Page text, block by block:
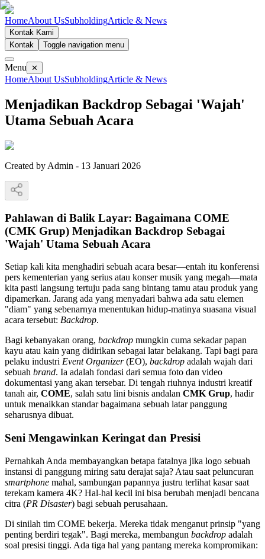
HomeAbout UsSubholdingArticle & News
Kontak Kami
Kontak
Toggle navigation menu
Menu ✕
HomeAbout UsSubholdingArticle & News
Menjadikan Backdrop Sebagai 'Wajah'
Utama Sebuah Acara
Created by Admin - 13 Januari 2026
Pahlawan di Balik Layar: Bagaimana COME
(CMK Grup) Menjadikan Backdrop Sebagai
'Wajah' Utama Sebuah Acara
Setiap kali kita menghadiri sebuah acara besar—entah itu konferensi
pers kementerian yang serius atau konser musik yang megah—mata
kita pasti langsung tertuju pada sang bintang tamu atau produk yang
dipamerkan. Jarang ada yang menyadari bahwa ada satu elemen
"diam" yang sebenarnya menentukan hidup-matinya suasana visual
acara tersebut: Backdrop.
Bagi kebanyakan orang, backdrop mungkin cuma sekadar papan
kayu atau kain yang didirikan sebagai latar belakang. Tapi bagi para
pelaku industri Event Organizer(EO), backdrop adalah wajah dari
sebuah brand. Ia adalah fondasi dari semua foto dan video
dokumentasi yang akan tersebar. Di tengah riuhnya industri kreatif
tanah air, COME, salah satu lini bisnis andalan CMK Grup, hadir
untuk menaikkan standar bagaimana sebuah latar panggung
seharusnya dibuat.
Seni Mengawinkan Keringat dan Presisi
Pernahkah Anda membayangkan betapa fatalnya jika logo sebuah
instansi di panggung miring satu derajat saja? Atau saat peluncuran
smartphone mahal, sambungan papannya justru terlihat kasar saat
terekam kamera 4K? Hal-hal kecil ini bisa berubah menjadi bencana
citra (PR Disaster) bagi sebuah perusahaan.
Di sinilah tim COME bekerja. Mereka tidak menganut prinsip "yang
penting berdiri tegak". Bagi mereka, membangun backdrop adalah
soal presisi tinggi. Ada tiga hal yang pantang mereka kompromikan: